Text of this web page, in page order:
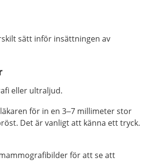
sätt inför insättningen av
eller ultraljud.
för in en 3–7 millimeter stor
Det är vanligt att känna ett tryck.
för att se att